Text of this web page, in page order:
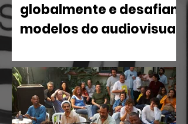
globalmente e desafiam
modelos do audiovisual
em 2026 confirma uma tendência
irreversível: o espectador busca
narrativas ágeis, dramáticas e
estritamente verticais.